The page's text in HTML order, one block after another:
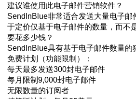
建议谁使用此电子邮件营销软件？
SendInBlue非常适合发送大量电子邮
于定价仅基于电子邮件的数量，而不
要花多少钱？
SendInBlue具有基于电子邮件数量的
免费计划（功能限制）：
每天最多发送300封电子邮件
每月限制9,000封电子邮件
无限数量的订阅者